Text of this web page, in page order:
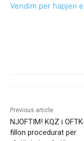
Vendim per hapjen
Previous article
NJOFTIM! KQZ i
fillon procedurat për